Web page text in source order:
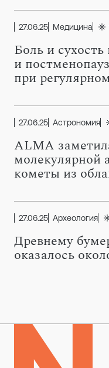
27.06.25 Медицина
Боль и
и
при
27.06.25 Астрономия
ALMA
молекулярной
кометы из
27.06.25 Археология
Древнему
оказалось